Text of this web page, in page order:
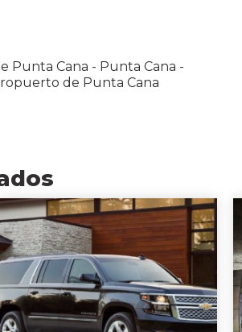
Punta Cana - Punta Cana -
de Punta Cana